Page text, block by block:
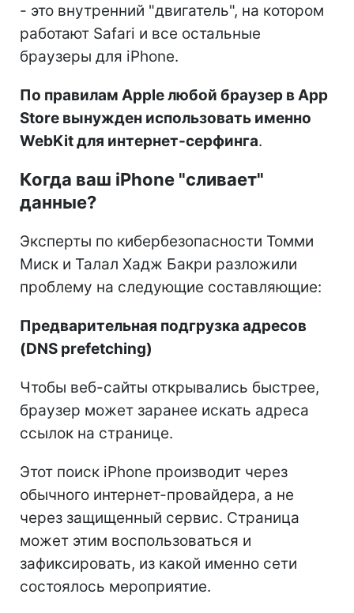
- это внутренний "двигатель", на котором
работают Safari и все остальные
браузеры для iPhone.
По правилам Apple любой браузер в App
Store вынужден использовать именно
WebKit для интернет-серфинга.
Когда ваш iPhone "сливает"
данные?
Эксперты по кибербезопасности Томми
Миск и Талал Хадж Бакри разложили
проблему на следующие составляющие:
Предварительная подгрузка адресов
(DNS prefetching)
Чтобы веб-сайты открывались быстрее,
браузер может заранее искать адреса
ссылок на странице.
Этот поиск iPhone производит через
обычного интернет-провайдера, а не
через защищенный сервис. Страница
может этим воспользоваться и
зафиксировать, из какой именно сети
состоялось мероприятие.